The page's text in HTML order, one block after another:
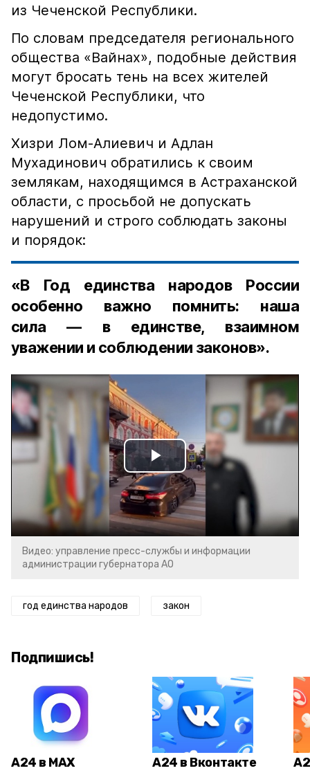
из Чеченской Республики.
По словам председателя регионального
общества «Вайнах», подобные действия
могут бросать тень на всех жителей
Чеченской Республики, что
недопустимо.
Хизри Лом-Алиевич и Адлан
Мухадинович обратились к своим
землякам, находящимся в Астраханской
области, с просьбой не допускать
нарушений и строго соблюдать законы
и порядок:
«В Год единства народов России
особенно важно помнить: наша
сила — в единстве, взаимном
уважении и соблюдении законов».
Play
Video
Видео: управление пресс-службы и информации
администрации губернатора АО
год единства народов закон
Подпишись!
А24 в MAX А24 в Вконтакте